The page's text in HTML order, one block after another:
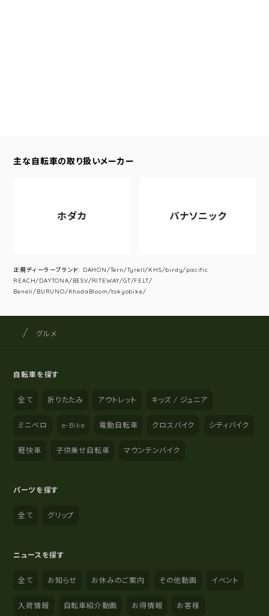
主な自転車の取り扱いメーカー
ホダカ パナソニック
正規ディーラーブランド: DAHON/Tern/Tyrell/KHS/birdy/pacific
REACH/DAYTONA/BESV/RITEWAY/GT/FELT/
Beneli/BURUNO/KhodaBloom/tokyobike/
サイト内の現在地
サイクルショップナカゴヤ
グルメ
自転車を探す
全て 折りたたみ アウトレット キッズ / ジュニア
ミニベロ e-Bike 電動自転車 クロスバイク シティバイク
軽快車 子供乗せ自転車 マウンテンバイク
パーツを探す
全て グリップ
ニュースを探す
全て お知らせ お休みのご案内 その他動画 イベント
入荷情報 自転車紹介動画 お得情報 お客様